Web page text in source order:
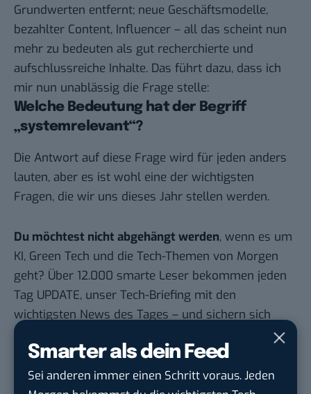
Smarter als dein Feed
Sei anderen immer einen Schritt voraus. Jeden
Grundwerten entfernt; neue Geschäftsmodelle,
bezahlter Content, Influencer – all das scheint nun
mehr zu bedeuten als gut recherchierte und
aufschlussreiche Inhalte. Das führt dazu, dass ich
mir nun unablässig die Frage stelle:
Welche Bedeutung hat der Begriff
„systemrelevant“?
Die Antwort auf diese Frage wird für jeden anders
lauten, aber es ist wohl eine der wichtigsten
Fragen, die wir uns dieses Jahr stellen werden.
Du möchtest nicht abgehängt werden, wenn es um
KI, Green Tech und die Tech-Themen von Morgen
geht? Über 12.000 smarte Leser bekommen jeden
Tag UPDATE, unser Tech-Briefing mit den
wichtigsten News des Tages – und sichern sich
damit ihren Vorsprung.
kostenlos anmelden.